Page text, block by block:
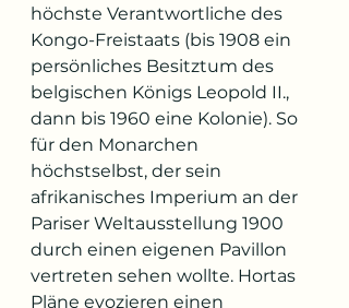
höchste Verantwortliche des
Kongo-Freistaats (bis 1908 ein
persönliches Besitztum des
belgischen Königs Leopold II.,
dann bis 1960 eine Kolonie). So
für den Monarchen
höchstselbst, der sein
afrikanisches Imperium an der
Pariser Weltausstellung 1900
durch einen eigenen Pavillon
vertreten sehen wollte. Hortas
Pläne evozieren einen